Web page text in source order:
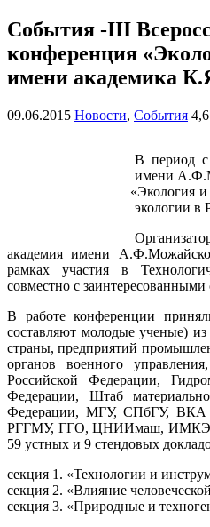
События -III
конференция
имени академика
09.06.2015 Новости, События
В период с
имени
«Экология и
экологии в
академия имени
рамках участия в
совместно с
В работе конференции
составляют молодые ученые) из
страны, предприятий
органов военного
Российской Федерации,
Федерации, Штаб
Федерации, МГУ, СПбГУ, ВКА
РГГМУ, ГГО, ЦНИИмаш, ИМКЭС
59 устных и 9 стендовых
секция 1. «Технологии и
секция 2. «Влияние
секция 3. «Природные и